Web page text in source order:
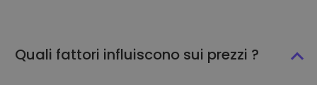
Quali fattori influiscono sui prezzi ?